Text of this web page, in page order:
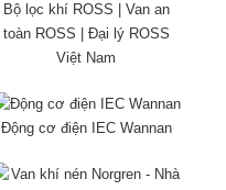
Bộ lọc khí ROSS | Van an
toàn ROSS | Đại lý ROSS
Việt Nam
Động cơ điện IEC Wannan